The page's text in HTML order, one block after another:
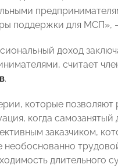
поддержки для МСП»,
доход
считает
.
которые
когда самозанятый
заказчиком,
длительного